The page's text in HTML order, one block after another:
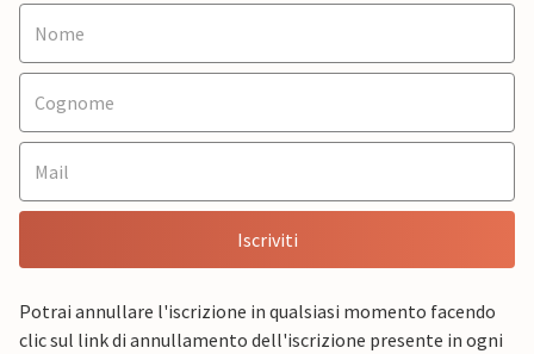
Iscriviti
Potrai annullare l'iscrizione in qualsiasi momento facendo
clic sul link di annullamento dell'iscrizione presente in ogni